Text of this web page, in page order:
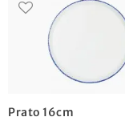
Prato 16cm